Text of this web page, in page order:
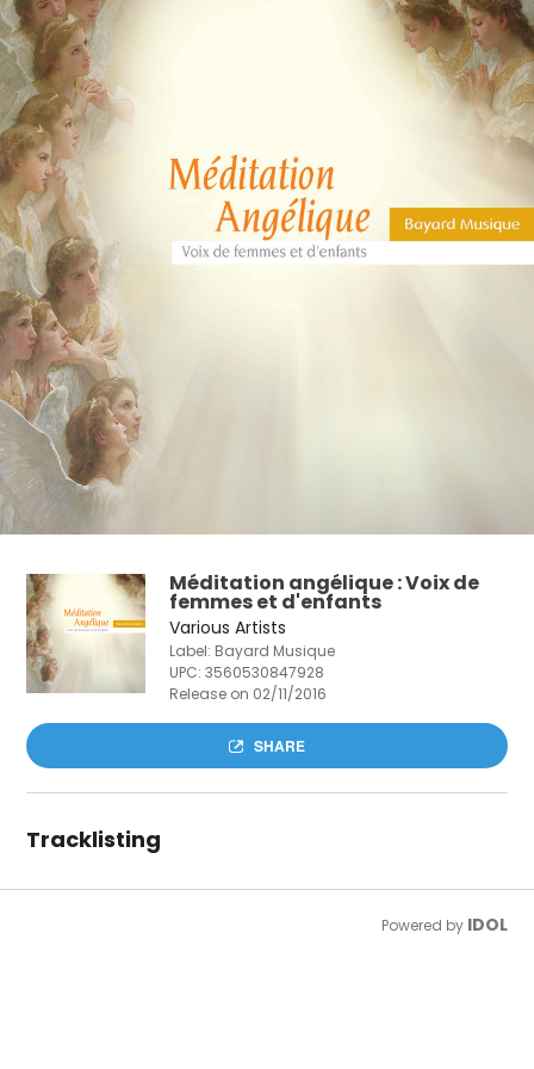
Méditation angélique : Voix de
femmes et d'enfants
Various Artists
Label: Bayard Musique
UPC:3560530847928
Release on 02/11/2016
SHARE
Tracklisting
Powered by IDOL